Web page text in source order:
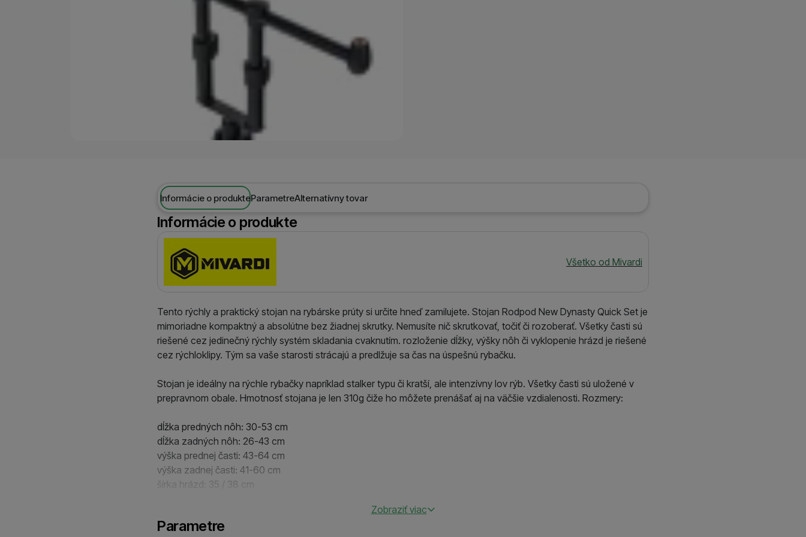
Marketingové cookies používame my aj naši dôveryhodní partneri, aby sme vám mohli zobrazovať ponuky,
ktoré vás skutočne zaujímajú — či už na našom webe, alebo na stránkach našich partnerov.
Informácie o produkteParametreAlternatívny tovar
Informácie o produkte
Výrobca
Všetko od Mivardi
Tento rýchly a praktický stojan na rybárske prúty si určite hneď zamilujete. Stojan Rodpod New Dynasty Quick Set je
mimoriadne kompaktný a absolútne bez žiadnej skrutky. Nemusíte nič skrutkovať, točiť či rozoberať. Všetky časti sú
riešené cez jedinečný rýchly systém skladania cvaknutím. rozloženie dĺžky, výšky nôh či vyklopenie hrázd je riešené
cez rýchloklipy. Tým sa vaše starosti strácajú a predlžuje sa čas na úspešnú rybačku.
Stojan je ideálny na rýchle rybačky napríklad stalker typu či kratší, ale intenzívny lov rýb. Všetky časti sú uložené v
prepravnom obale. Hmotnosť stojana je len 310g čiže ho môžete prenášať aj na väčšie vzdialenosti. Rozmery:
dĺžka predných nôh: 30-53 cm
dĺžka zadných nôh: 26-43 cm
výška prednej časti: 43-64 cm
výška zadnej časti: 41-60 cm
šírka hrázd: 35 / 38 cm
Zobraziť viac
Parametre